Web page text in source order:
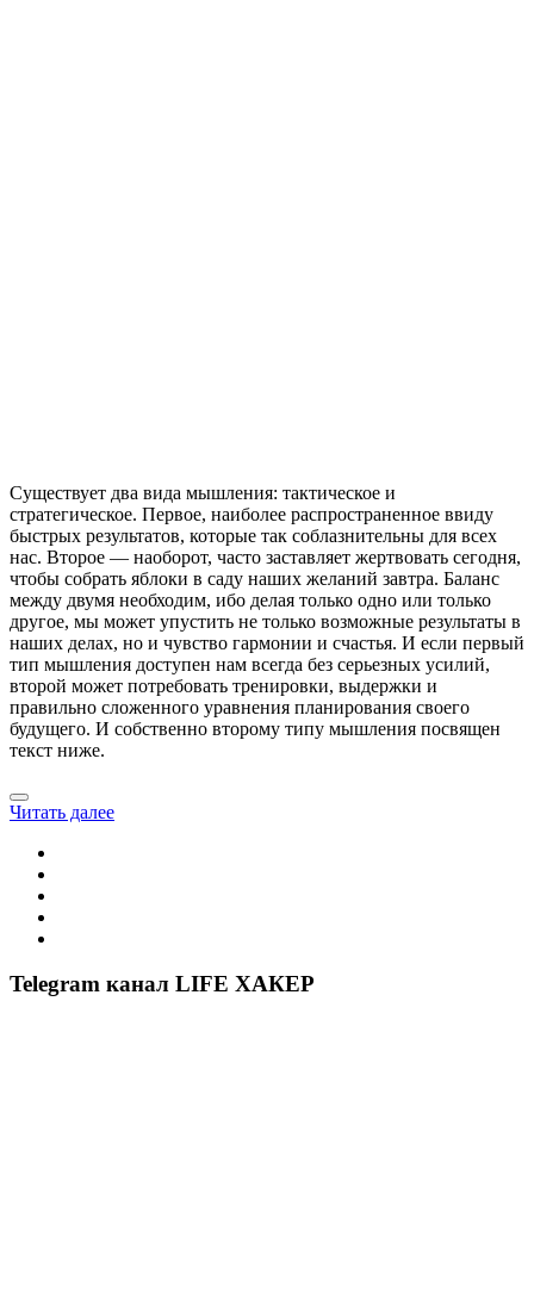
Существует два вида мышления: тактическое и
стратегическое. Первое, наиболее распространенное ввиду
быстрых результатов, которые так соблазнительны для всех
нас. Второе — наоборот, часто заставляет жертвовать сегодня,
чтобы собрать яблоки в саду наших желаний завтра. Баланс
между двумя необходим, ибо делая только одно или только
другое, мы может упустить не только возможные результаты в
наших делах, но и чувство гармонии и счастья. И если первый
тип мышления доступен нам всегда без серьезных усилий,
второй может потребовать тренировки, выдержки и
правильно сложенного уравнения планирования своего
будущего. И собственно второму типу мышления посвящен
текст ниже.
Читать далее
Telegram канал LIFE ХАКЕР